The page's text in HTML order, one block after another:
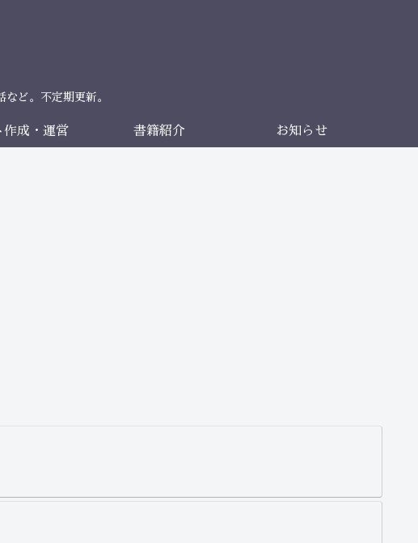
ど。不定期更新。
作成・運営 書籍紹介 お知らせ